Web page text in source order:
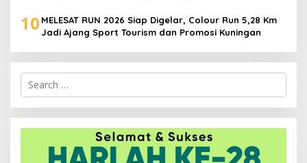
10 MELESAT RUN 2026 Siap Digelar, Colour Run 5,28 Km
Jadi Ajang Sport Tourism dan Promosi Kuningan
Search
for: